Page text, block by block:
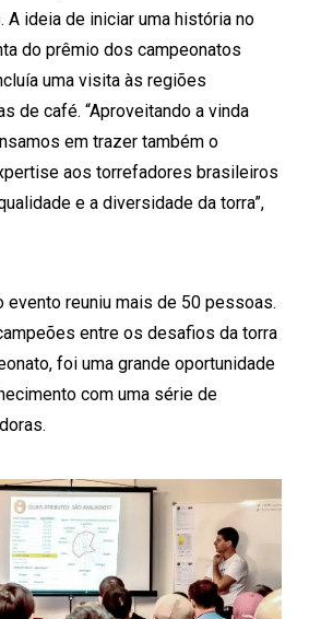
A ideia de iniciar uma história no
do prêmio dos campeonatos
uma visita às regiões
de café. “Aproveitando a vinda
em trazer também o
aos torrefadores brasileiros
e a diversidade da torra”,
evento reuniu mais de 50 pessoas.
entre os desafios da torra
foi uma grande oportunidade
com uma série de